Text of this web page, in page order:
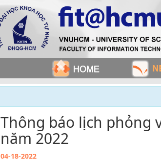
Thông báo lịch phỏng
năm 2022
04-18-2022